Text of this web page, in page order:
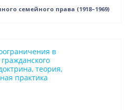
семейного права (1918–1969)